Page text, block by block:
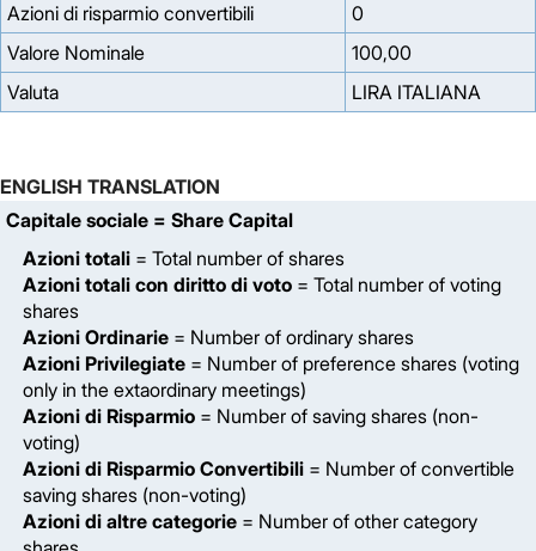
Azioni di risparmio convertibili
0
Valore Nominale
100,00
Valuta
LIRA ITALIANA
ENGLISH TRANSLATION
Capitale sociale = Share Capital
Azioni totali = Total number of shares
Azioni totali con diritto di voto = Total number of voting
shares
Azioni Ordinarie = Number of ordinary shares
Azioni Privilegiate = Number of preference shares (voting
only in the extaordinary meetings)
Azioni di Risparmio = Number of saving shares (non-
voting)
Azioni di Risparmio Convertibili = Number of convertible
saving shares (non-voting)
Azioni di altre categorie = Number of other category